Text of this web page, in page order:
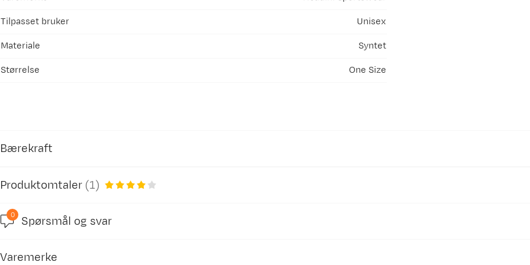
Tilpasset bruker
Unisex
Materiale
Syntet
Størrelse
One Size
Bærekraft
GOTS – Global Organic Textile Standard
GOTS (Global Organic Textile Standard) er en internasjonal merkeordning for økologiske tekstiler og fibre.
Produktomtaler (1)
4.0
0 Spørsmål og svar
Varemerke